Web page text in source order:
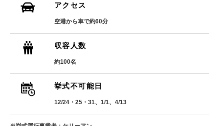
アクセス
空港から車で約60分
収容人数
約100名
挙式不可能日
12/24・25・31、1/1、4/13